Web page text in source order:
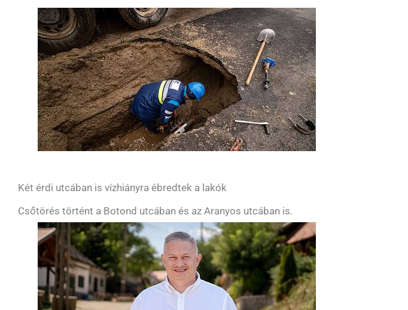
Két érdi utcában is vízhiányra ébredtek a lakók
Csőtörés történt a Botond utcában és az Aranyos utcában is.